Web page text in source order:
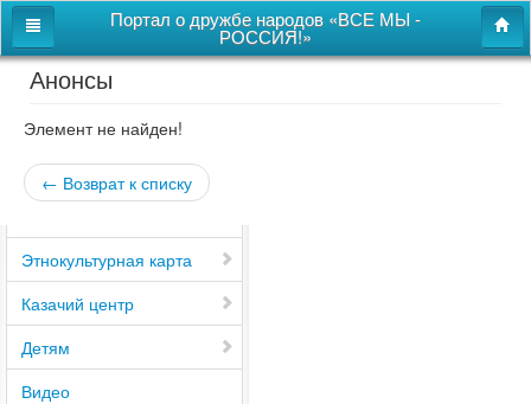
Портал о дружбе народов «ВСЕ МЫ -
РОССИЯ!»
Главная
Дом дружбы народов
Новости
Этнокультурная карта
Казачий центр
Детям
Видео
Анонсы
Элемент не найден!
← Возврат к списку